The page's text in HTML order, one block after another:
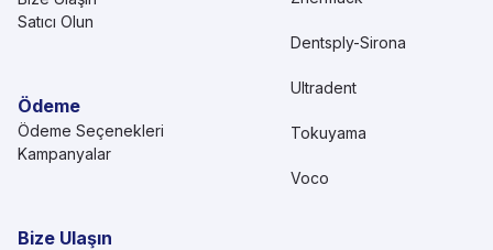
Satıcı Olun
Ödeme
Ödeme Seçenekleri
Kampanyalar
Dentsply-Sirona
Ultradent
Tokuyama
Voco
Bize Ulaşın